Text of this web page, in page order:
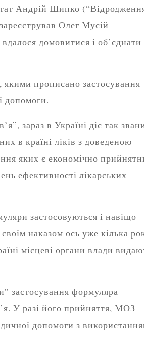
Андрій Шипко
Олег Мусій
домовитися і об’єднати
прописано застосування
допомоги.
зараз в Україні діє так
в країні ліків з доведеною
яких є економічно
ефективності лікарських
застосовуються і навіщо
наказом ось уже кілька
місцеві органи влади
застосування формуляра
У разі його прийняття, МОЗ
допомоги з